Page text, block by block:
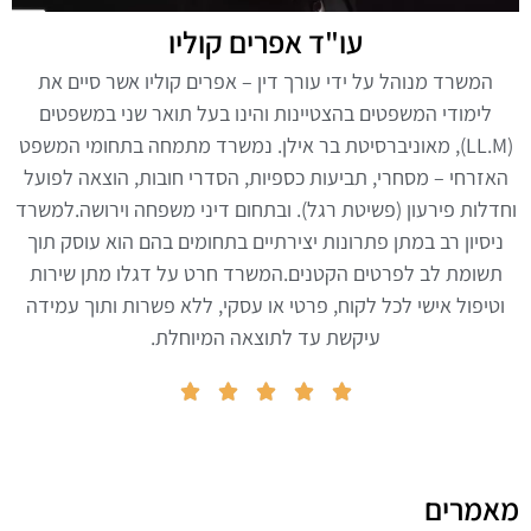
עו"ד אפרים קוליו
המשרד מנוהל על ידי עורך דין – אפרים קוליו אשר סיים את
לימודי המשפטים בהצטיינות והינו בעל תואר שני במשפטים
(LL.M), מאוניברסיטת בר אילן. נמשרד מתמחה בתחומי המשפט
האזרחי – מסחרי, תביעות כספיות, הסדרי חובות, הוצאה לפועל
וחדלות פירעון (פשיטת רגל). ובתחום דיני משפחה וירושה.למשרד
ניסיון רב במתן פתרונות יצירתיים בתחומים בהם הוא עוסק תוך
תשומת לב לפרטים הקטנים.המשרד חרט על דגלו מתן שירות
וטיפול אישי לכל לקוח, פרטי או עסקי, ללא פשרות ותוך עמידה
עיקשת עד לתוצאה המיוחלת.





מאמרים